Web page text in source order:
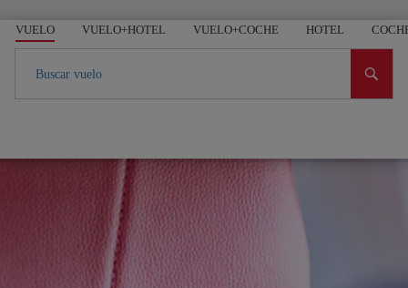
VUELO VUELO+HOTEL VUELO+COCHE HOTEL
Buscar vuelo